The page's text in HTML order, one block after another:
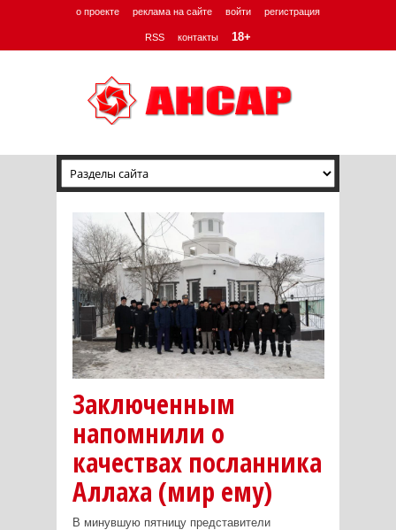
о проекте реклама на сайте войти регистрация
RSS контакты 18+
Заключенным
напомнили о
качествах посланника
Аллаха (мир ему)
В минувшую пятницу представители